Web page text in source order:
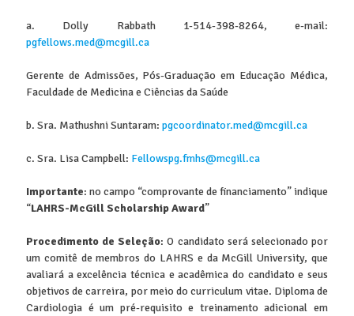
a. Dolly Rabbath 1-514-398-8264, e-mail:
pgfellows.med@mcgill.ca
Gerente de Admissões, Pós-Graduação em Educação Médica,
Faculdade de Medicina e Ciências da Saúde
b. Sra. Mathushni Suntaram: pgcoordinator.med@mcgill.ca
c. Sra. Lisa Campbell: Fellowspg.fmhs@mcgill.ca
Importante: no campo “comprovante de financiamento” indique
“LAHRS-McGill Scholarship Award”
Procedimento de Seleção: O candidato será selecionado por
um comitê de membros do LAHRS e da McGill University, que
avaliará a excelência técnica e acadêmica do candidato e seus
objetivos de carreira, por meio do curriculum vitae. Diploma de
Cardiologia é um pré-requisito e treinamento adicional em